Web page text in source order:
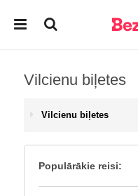
Vilcienu biļetes
Vilcienu biļetes
Populārākie reisi: